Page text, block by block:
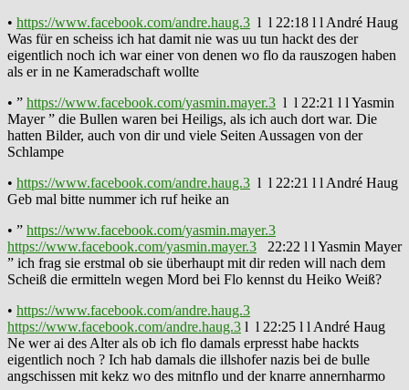
• https://www.facebook.com/andre.haug.3 l l 22:18 l l André Haug
Was für en scheiss ich hat damit nie was uu tun hackt des der
eigentlich noch ich war einer von denen wo flo da rauszogen haben
als er in ne Kameradschaft wollte
• ” https://www.facebook.com/yasmin.mayer.3 l l 22:21 l l Yasmin
Mayer ” die Bullen waren bei Heiligs, als ich auch dort war. Die
hatten Bilder, auch von dir und viele Seiten Aussagen von der
Schlampe
• https://www.facebook.com/andre.haug.3 l l 22:21 l l André Haug
Geb mal bitte nummer ich ruf heike an
• ” https://www.facebook.com/yasmin.mayer.3
https://www.facebook.com/yasmin.mayer.3 22:22 l l Yasmin Mayer
” ich frag sie erstmal ob sie überhaupt mit dir reden will nach dem
Scheiß die ermitteln wegen Mord bei Flo kennst du Heiko Weiß?
• https://www.facebook.com/andre.haug.3
https://www.facebook.com/andre.haug.3 l l 22:25 l l André Haug
Ne wer ai des Alter als ob ich flo damals erpresst habe hackts
eigentlich noch ? Ich hab damals die illshofer nazis bei de bulle
angschissen mit kekz wo des mitnflo und der knarre annernharmo